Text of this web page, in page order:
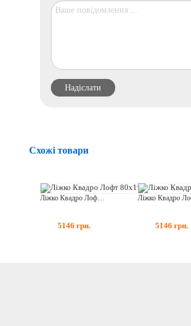
Схожі товари
5146 грн. 5146 грн.